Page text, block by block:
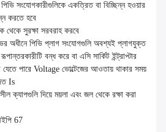
সংযোগকারীগুলিকে একত্রিত বা বিচ্ছিন্ন হওয়ার
করতে হবে
সুরক্ষা সরবরাহ করবে
অধীনে পিভি প্লাগ সংযোগগুলি অবশ্যই প্লাগযুক্ত
বন্ধ করে বা এসি সার্কিট ইন্ট্রাপ্টার
পারে Voltage ভোল্টেজের আওতায় থাকার সময়
Is
ক্যাপগুলি দিয়ে ময়লা এবং জল থেকে রক্ষা করা
67